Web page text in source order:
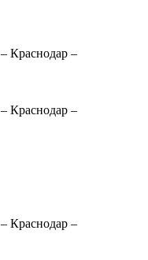
– Краснодар –
– Краснодар –
– Краснодар –